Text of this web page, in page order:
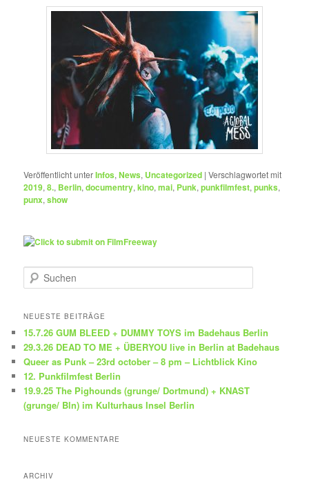
Veröffentlicht unterInfos,News, Uncategorized |Verschlagwortet mit
2019,8., Berlin,documentry,kino,mai, Punk,punkfilmfest,punks,
punx,show
u
h
n
NEUESTE BEITRÄGE
15.7.26 GUM BLEED + DUMMY TOYS im Badehaus Berlin
29.3.26 DEAD TO ME + ÜBERYOU live in Berlin at Badehaus
Queer as Punk – 23rd october – 8 pm – Lichtblick Kino
12. Punkfilmfest Berlin
19.9.25 The Pighounds (grunge/ Dortmund) + KNAST
(grunge/ Bln) im Kulturhaus Insel Berlin
NEUESTE KOMMENTARE
ARCHIV